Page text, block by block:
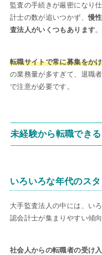
監査の手続きが厳密になり
計士の数が追いつかず、慢
査法人がいくつもあります。
転職サイトで常に募集をか
の業務量が多すぎて、退職
で注意が必要です。
未経験から転職でき
いろいろな年代のス
大手監査法人の中には、い
認会計士が集まりやすい傾向
社会人からの転職者の受け